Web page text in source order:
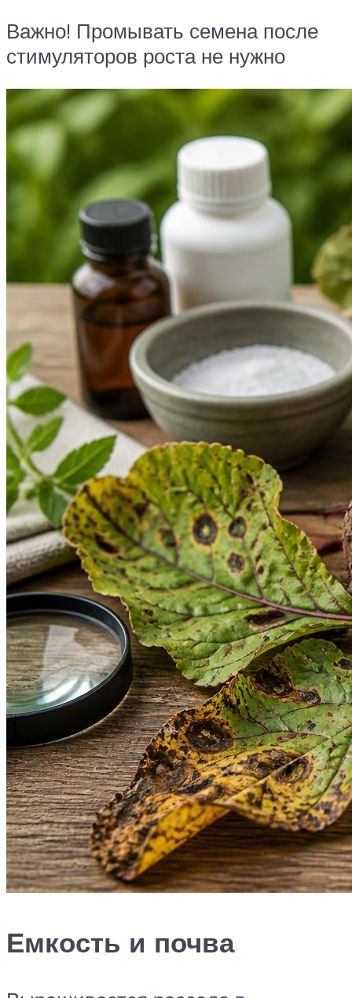
Важно! Промывать семена после
стимуляторов роста не нужно
Емкость и почва